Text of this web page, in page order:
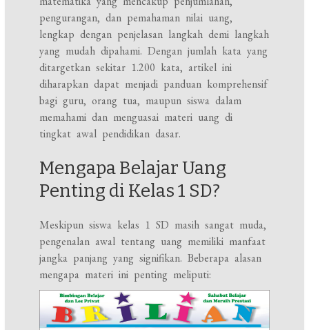
pengurangan, dan pemahaman nilai uang,
lengkap dengan penjelasan langkah demi langkah
yang mudah dipahami. Dengan jumlah kata yang
ditargetkan sekitar 1.200 kata, artikel ini
diharapkan dapat menjadi panduan komprehensif
bagi guru, orang tua, maupun siswa dalam
memahami dan menguasai materi uang di
tingkat awal pendidikan dasar.
Mengapa Belajar Uang
Penting di Kelas 1 SD?
Meskipun siswa kelas 1 SD masih sangat muda,
pengenalan awal tentang uang memiliki manfaat
jangka panjang yang signifikan. Beberapa alasan
mengapa materi ini penting meliputi: